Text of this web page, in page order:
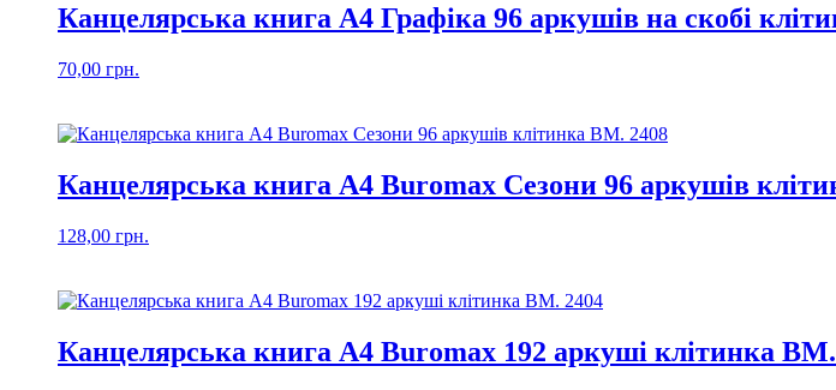
Канцелярська книга А4 Графіка 96 аркушів на скобі
70,00 грн.
Канцелярська книга А4 Buromax Сезони 96 аркушів
128,00 грн.
Канцелярська книга А4 Buromax 192 аркуші клітинка